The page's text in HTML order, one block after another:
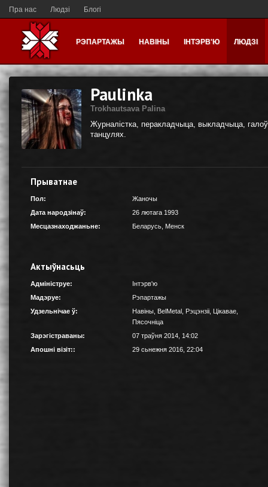
Пра нас Людзі Блогі
РЭПАРТАЖЫ НАВІНЫ ІНТЭРВ'Ю ЛЮДЗІ
Paulinka
Trokhautsava Palina
Журналістка, перакладчыца, выкладчыца,
танцулях.
Прыватнае
Пол:
Жаночы
Дата народзінаў:
26 лютага 1993
Месцазнаходжаньне:
Беларусь Менск
Актыўнасьць
Адмініструе:
Інтэрв'ю
Мадэруе:
Рэпартажы
Удзельнічае ў:
Навіны BelMetal Рэцэнзіі Цікавае
Пясочніца
Зарэгістраваны:
07 траўня 2014, 14:02
Апошні візіт::
29 сьнежня 2016, 22:04